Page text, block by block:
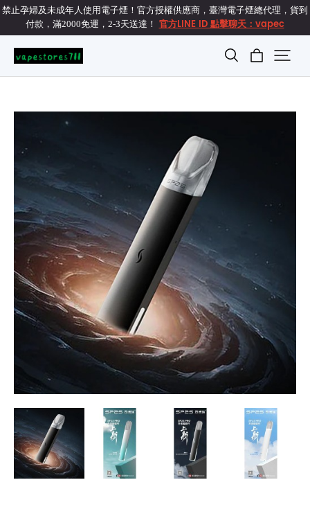
禁止孕婦及未成年人使用電子煙！官方授權供應商，臺灣電子煙總代理，貨到
付款，滿2000免運，2-3天送達！ 官方LINE ID 點擊聊天：vapec